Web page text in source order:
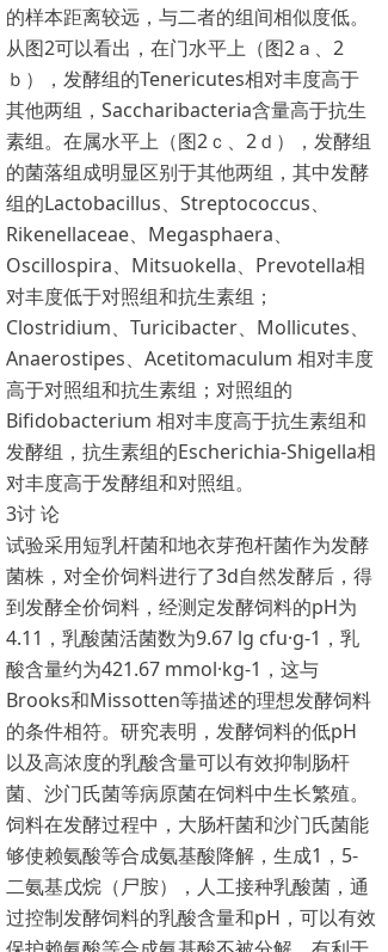
的样本距离较远，与二者的组间相似度低。
从图2可以看出，在门水平上（图2ａ、2
ｂ），发酵组的Tenericutes相对丰度高于
其他两组，Saccharibacteria含量高于抗生
素组。在属水平上（图2ｃ、2ｄ），发酵组
的菌落组成明显区别于其他两组，其中发酵
组的Lactobacillus、Streptococcus、
Rikenellaceae、Megasphaera、
Oscillospira、Mitsuokella、Prevotella相
对丰度低于对照组和抗生素组；
Clostridium、Turicibacter、Mollicutes、
Anaerostipes、Acetitomaculum 相对丰度
高于对照组和抗生素组；对照组的
Bifidobacterium 相对丰度高于抗生素组和
发酵组，抗生素组的Escherichia-Shigella相
对丰度高于发酵组和对照组。
3讨 论
试验采用短乳杆菌和地衣芽孢杆菌作为发酵
菌株，对全价饲料进行了3d自然发酵后，得
到发酵全价饲料，经测定发酵饲料的pH为
4.11，乳酸菌活菌数为9.67 lg cfu·g-1，乳
酸含量约为421.67 mmol·kg-1，这与
Brooks和Missotten等描述的理想发酵饲料
的条件相符。研究表明，发酵饲料的低pH
以及高浓度的乳酸含量可以有效抑制肠杆
菌、沙门氏菌等病原菌在饲料中生长繁殖。
饲料在发酵过程中，大肠杆菌和沙门氏菌能
够使赖氨酸等合成氨基酸降解，生成1，5-
二氨基戊烷（尸胺），人工接种乳酸菌，通
过控制发酵饲料的乳酸含量和pH，可以有效